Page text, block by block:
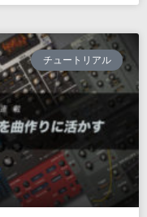
チュートリアル